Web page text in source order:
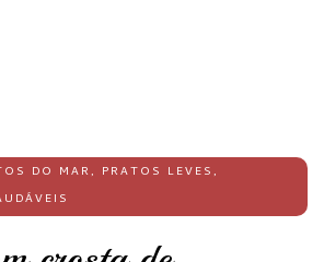
DO MAR, PRATOS LEVES,